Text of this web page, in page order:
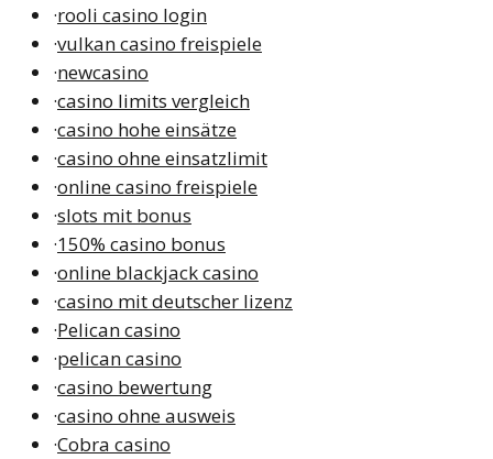
·rooli casino login
·vulkan casino freispiele
·newcasino
·casino limits vergleich
·casino hohe einsätze
·casino ohne einsatzlimit
·online casino freispiele
·slots mit bonus
·150% casino bonus
·online blackjack casino
·casino mit deutscher lizenz
·Pelican casino
·pelican casino
·casino bewertung
·casino ohne ausweis
·Cobra casino